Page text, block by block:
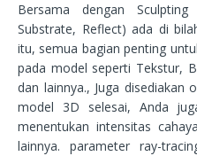
Bersama dengan
Substrate, Reflect) ada di
itu, semua bagian penting
pada model seperti Tekstur,
dan lainnya., Juga disediakan
model 3D selesai, Anda
menentukan intensitas
lainnya. parameter ray-